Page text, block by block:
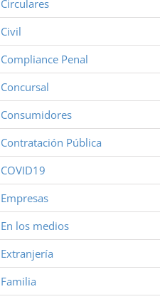
Circulares
Civil
Compliance Penal
Concursal
Consumidores
Contratación Pública
COVID19
Empresas
En los medios
Extranjería
Familia